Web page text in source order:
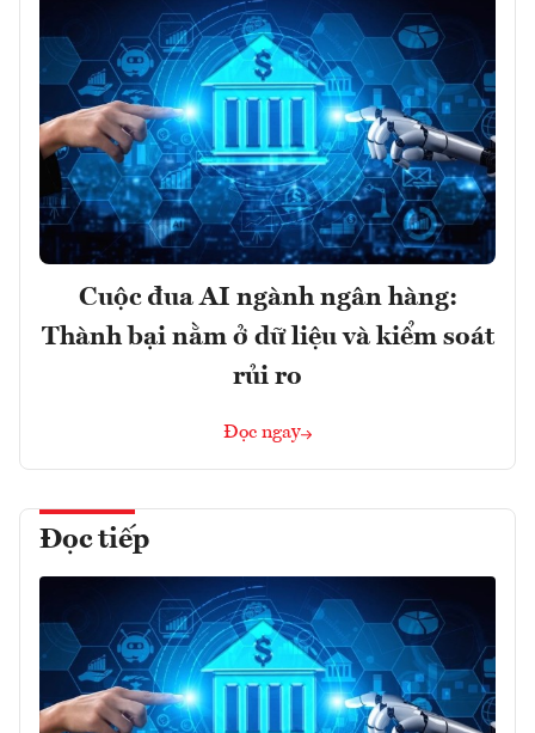
Cuộc đua AI ngành ngân hàng:
Thành bại nằm ở dữ liệu và kiểm soát
rủi ro
Đọc ngay
Đọc tiếp